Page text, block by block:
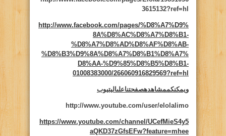
3615132?ref=hl
http://www.facebook.com/pages/%D8%A7%D9%
8A%D8%AC%D8%A7%D8%B1-
%D8%A7%D8%AD%D8%AF%D8%AB-
%D8%B3%D9%8A%D8%A7%D8%B1%D8%A7%
D8%AA-%D9%85%D8%B5%D8%B1-
01008383000/266060916829569?ref=hl
ويمكنكممشاهدهصفحتناعلىاليتيوب
http://www.youtube.com/user/elolalimo
https://www.youtube.com/channel/UCefMieS4y5
aQKD37zGfsEFw?feature=mhee